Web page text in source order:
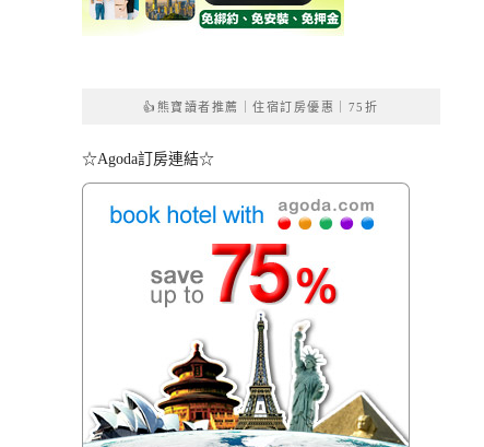
👍熊寶讀者推薦｜住宿訂房優惠｜75折
☆Agoda訂房連結☆